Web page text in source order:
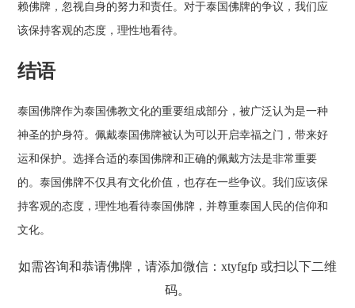
赖佛牌，忽视自身的努力和责任。对于泰国佛牌的争议，我们应
该保持客观的态度，理性地看待。
结语
泰国佛牌作为泰国佛教文化的重要组成部分，被广泛认为是一种
神圣的护身符。佩戴泰国佛牌被认为可以开启幸福之门，带来好
运和保护。选择合适的泰国佛牌和正确的佩戴方法是非常重要
的。泰国佛牌不仅具有文化价值，也存在一些争议。我们应该保
持客观的态度，理性地看待泰国佛牌，并尊重泰国人民的信仰和
文化。
如需咨询和恭请佛牌，请添加微信：xtyfgfp 或扫以下二维
码。